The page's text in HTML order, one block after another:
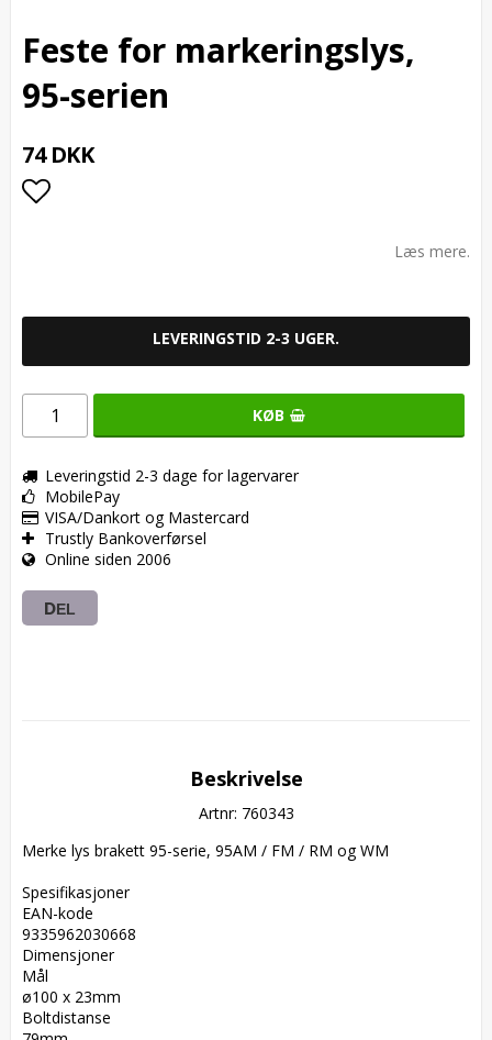
Feste for markeringslys,
95-serien
74 DKK
Læs mere.
LEVERINGSTID 2-3 UGER.
KØB
Leveringstid 2-3 dage for lagervarer
MobilePay
VISA/Dankort og Mastercard
Trustly Bankoverførsel
Online siden 2006
DEL
Beskrivelse
Artnr: 760343
Merke lys brakett 95-serie, 95AM / FM / RM og WM
Spesifikasjoner
EAN-kode
9335962030668
Dimensjoner
Mål
ø100 x 23mm
Boltdistanse